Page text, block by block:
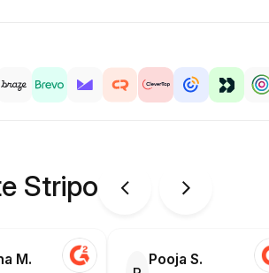
Stripo
M. Pooja S.